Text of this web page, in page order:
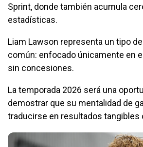
Sprint, donde también acumula
estadísticas.
Liam Lawson representa un tipo
común: enfocado únicamente en
sin concesiones.
La temporada 2026 será una
demostrar que su mentalidad de
traducirse en resultados tangibles